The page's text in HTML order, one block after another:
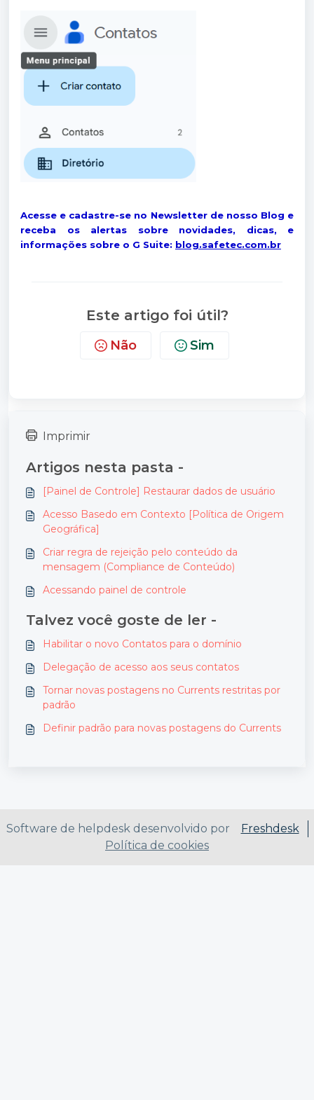
Acesse e cadastre-se no Newsletter de nosso Blog e
receba os alertas sobre novidades, dicas, e
informações sobre o G Suite: blog.safetec.com.br
Este artigo foi útil?
Não Sim
Imprimir
Artigos nesta pasta -
[Painel de Controle] Restaurar dados de usuário
Acesso Basedo em Contexto [Política de Origem
Geográfica]
Criar regra de rejeição pelo conteúdo da
mensagem (Compliance de Conteúdo)
Acessando painel de controle
Talvez você goste de ler -
Habilitar o novo Contatos para o domínio
Delegação de acesso aos seus contatos
Tornar novas postagens no Currents restritas por
padrão
Definir padrão para novas postagens do Currents
Software de helpdesk desenvolvido por
Freshdesk
Política de cookies